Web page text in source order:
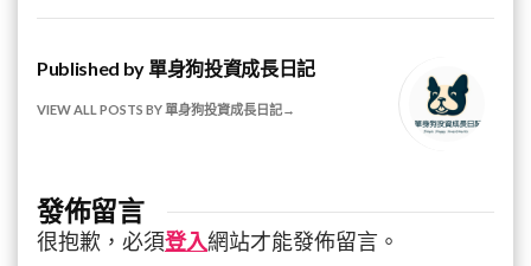
Published by 單身狗投資成長日記
VIEW ALL POSTS BY 單身狗投資成長日記
發佈留言
很抱歉，必須登入網站才能發佈留言。